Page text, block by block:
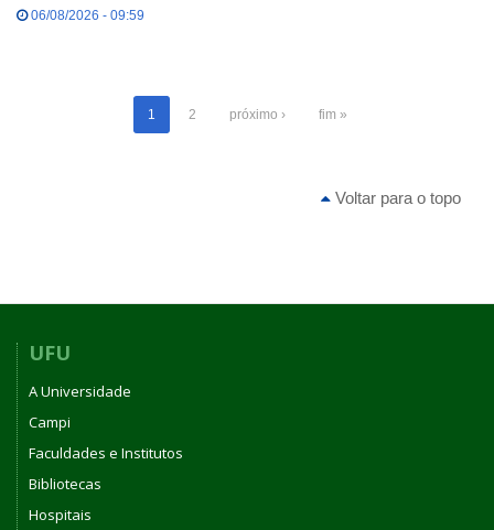
06/08/2026 - 09:59
1 2 próximo › fim »
Voltar para o topo
UFU
A Universidade
Campi
Faculdades e Institutos
Bibliotecas
Hospitais